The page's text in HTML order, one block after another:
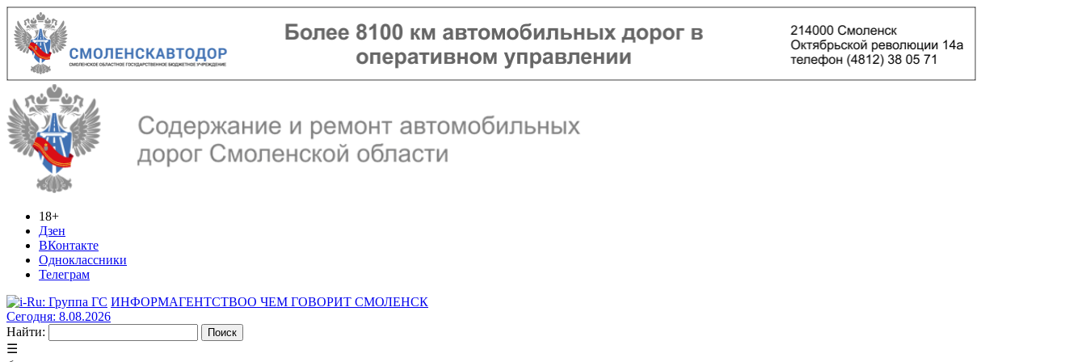
18+
Дзен
ВКонтакте
Одноклассники
Телеграм
ИНФОРМАГЕНТСТВОО ЧЕМ ГОВОРИТ СМОЛЕНСК
Сегодня: 8.08.2026
Найти:
☰